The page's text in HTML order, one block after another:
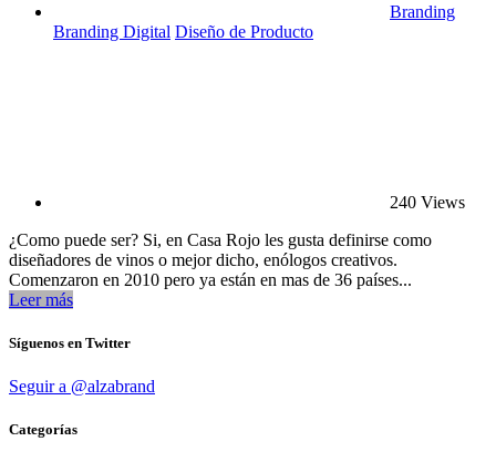
Branding
Branding Digital Diseño de Producto
240 Views
¿Como puede ser? Si, en Casa Rojo les gusta definirse como
diseñadores de vinos o mejor dicho, enólogos creativos.
Comenzaron en 2010 pero ya están en mas de 36 países...
Leer más
Síguenos en Twitter
Seguir a @alzabrand
Categorías